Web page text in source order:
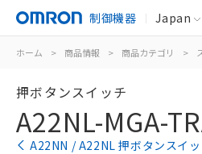
制御機器 Japan
ホーム > 商品情報 > 商品カテゴリ >
押ボタンスイッチ
A22NL-MGA-
A22NN / A22NL 押ボタンスイ